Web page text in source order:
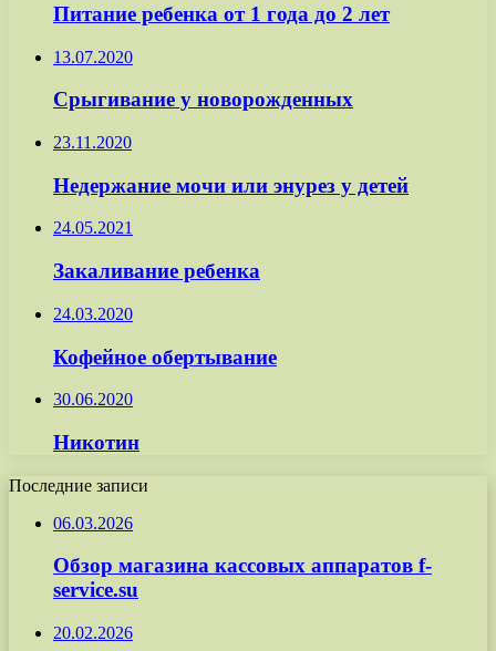
Питание ребенка от 1 года до 2 лет
13.07.2020
Срыгивание у новорожденных
23.11.2020
Недержание мочи или энурез у детей
24.05.2021
Закаливание ребенка
24.03.2020
Кофейное обертывание
30.06.2020
Никотин
Последние записи
06.03.2026
Обзор магазина кассовых аппаратов f-
service.su
20.02.2026